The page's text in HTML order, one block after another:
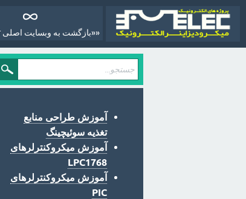
««بازگشت به وبسایت اصلی Melec.ir»»
آموزش طراحی منابع
تغذیه سوئیچینگ
آموزش میکروکنترلرهای
LPC1768
آموزش میکروکنترلرهای
PIC